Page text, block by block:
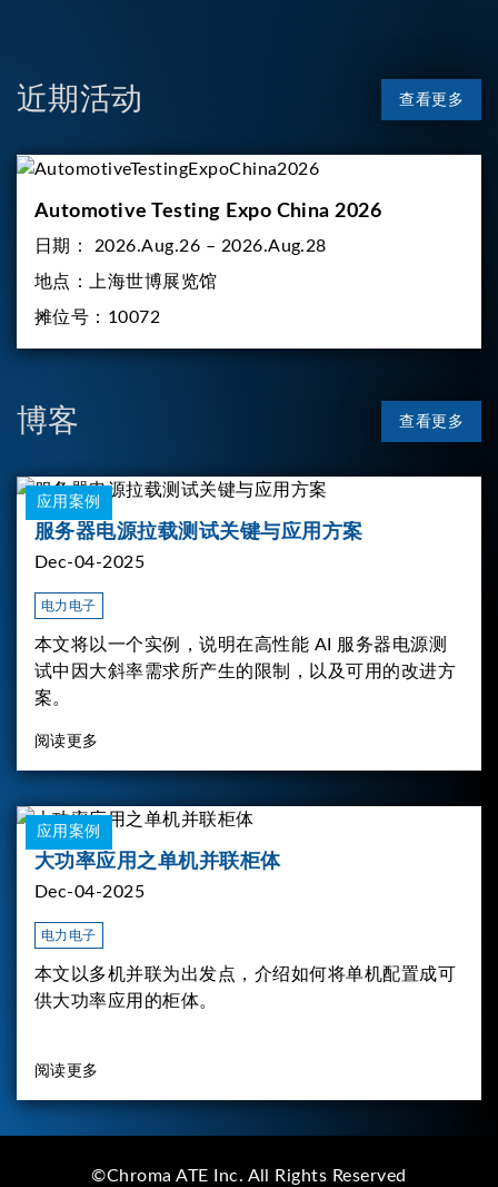
近期活动 查看更多
Automotive Testing Expo China 2026
日期：
2026.Aug.26 – 2026.Aug.28
地点：
上海世博展览馆
摊位号： 10072
博客 查看更多
应用案例
服务器电源拉载测试关键与应用方案
Dec-04-2025
电力电子
本文将以一个实例，说明在高性能 AI 服务器电源测
试中因大斜率需求所产生的限制，以及可用的改进方
案。
阅读更多
应用案例
大功率应用之单机并联柜体
Dec-04-2025
电力电子
本文以多机并联为出发点，介绍如何将单机配置成可
供大功率应用的柜体。
阅读更多
©Chroma ATE Inc. All Rights Reserved